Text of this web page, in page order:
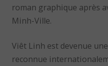
roman graphique après
Minh-Ville.
Viêt Linh est devenue
reconnue